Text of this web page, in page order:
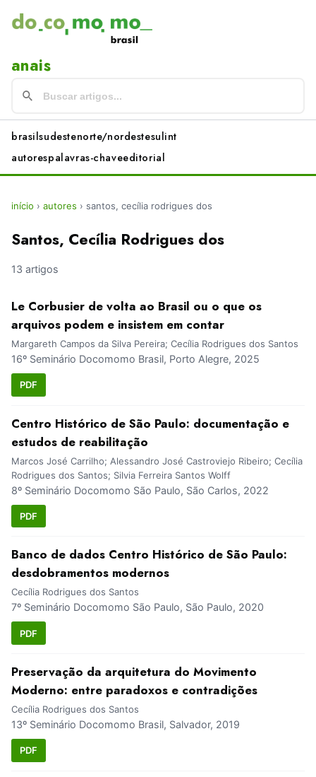
anais
brasilsudestenorte/nordestesulint
autorespalavras-chaveeditorial
início › autores › santos, cecília rodrigues dos
Santos, Cecília Rodrigues dos
13 artigos
Le Corbusier de volta ao Brasil ou o que os
arquivos podem e insistem em contar
Margareth Campos da Silva Pereira; Cecília Rodrigues dos Santos
16º Seminário Docomomo Brasil, Porto Alegre, 2025
PDF
Centro Histórico de São Paulo: documentação e
estudos de reabilitação
Marcos José Carrilho; Alessandro José Castroviejo Ribeiro; Cecília
Rodrigues dos Santos; Silvia Ferreira Santos Wolff
8º Seminário Docomomo São Paulo, São Carlos, 2022
PDF
Banco de dados Centro Histórico de São Paulo:
desdobramentos modernos
Cecília Rodrigues dos Santos
7º Seminário Docomomo São Paulo, São Paulo, 2020
PDF
Preservação da arquitetura do Movimento
Moderno: entre paradoxos e contradições
Cecília Rodrigues dos Santos
13º Seminário Docomomo Brasil, Salvador, 2019
PDF